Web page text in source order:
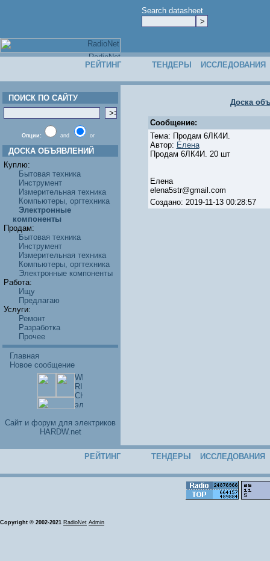
Search datasheet
РЕЙТИНГ ТЕНДЕРЫ ИССЛЕДОВАНИЯ
ПОИСК ПО САЙТУ
Опции: and or
ДОСКА ОБЪЯВЛЕНИЙ
Куплю:
Бытовая техника
Инструмент
Измерительная техника
Компьютеры, оргтехника
Электронные
компоненты
Продам:
Бытовая техника
Инструмент
Измерительная техника
Компьютеры, оргтехника
Электронные компоненты
Работа:
Ищу
Предлагаю
Услуги:
Ремонт
Разработка
Прочее
Главная
Новое сообщение
Cайт и форум для электриков
HARDW.net
Доска
Сообщение:
Тема: Продам 6ЛК4И.
Автор: Елена
Продам 6ЛК4И. 20 шт
Елена
elena5str@gmail.com
Создано: 2019-11-13 00:28:57
РЕЙТИНГ ТЕНДЕРЫ ИССЛЕДОВАНИЯ
Copyright © 2002-2021 RadioNet Admin